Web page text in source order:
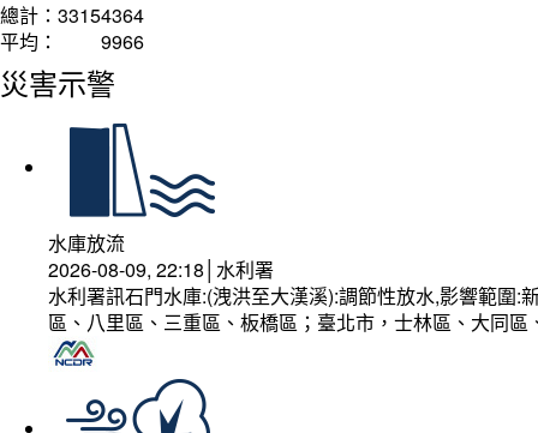
總計： 33154364
平均：
9966
災害示警
水庫放流
2026-08-09, 22:18│水利署
水利署訊石門水庫:(洩洪至大漢溪):調節性放水,影響範圍
區、八里區、三重區、板橋區；臺北市，士林區、大同